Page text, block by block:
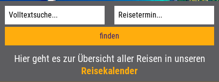
Hier geht es zur Übersicht aller Reisen in unseren
Reisekalender